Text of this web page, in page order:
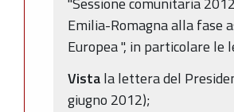
Emilia-Romagna alla fase
Europea ", in particolare le
Vistala lettera del
giugno 2012);